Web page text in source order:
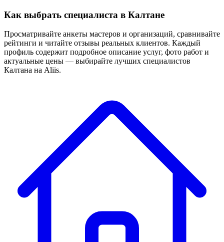
Как выбрать специалиста в Калтане
Просматривайте анкеты мастеров и организаций, сравнивайте
рейтинги и читайте отзывы реальных клиентов. Каждый
профиль содержит подробное описание услуг, фото работ и
актуальные цены — выбирайте лучших специалистов
Калтана на Aliis.